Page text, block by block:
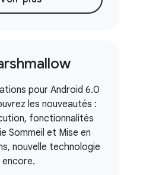
pour Android 6.0
les nouveautés :
fonctionnalités
Sommeil et Mise en
nouvelle technologie